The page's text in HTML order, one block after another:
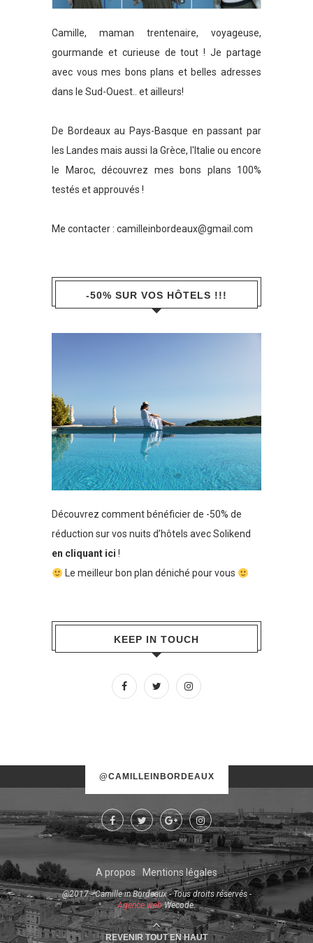
Camille, maman trentenaire, voyageuse,
gourmande et curieuse de tout ! Je partage
avec vous mes bons plans et belles adresses
dans le Sud-Ouest.. et ailleurs!
De Bordeaux au Pays-Basque en passant par
les Landes mais aussi la Grèce, l'Italie ou encore
le Maroc, découvrez mes bons plans 100%
testés et approuvés !
Me contacter : camilleinbordeaux@gmail.com
-50% SUR VOS HÔTELS !!!
Découvrez comment bénéficier de -50% de
réduction sur vos nuits d’hôtels avec Solikend
en cliquant ici !
Le meilleur bon plan déniché pour vous
KEEP IN TOUCH
@CAMILLEINBORDEAUX
Try some other hashtag or username
A propos Mentions légales
@2017 - Camille in Bordeaux - Tous droits réservés -
Agence webWecode.
REVENIR TOUT EN HAUT